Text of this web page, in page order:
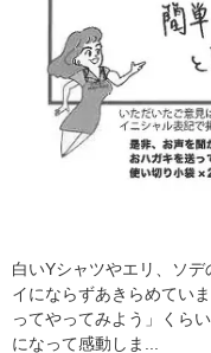
白いYシャツやエリ、ソ
イにならずあきらめてい
ってやってみよう」くら
になって感動しま...